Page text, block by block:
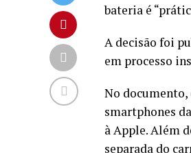
bateria é
A decisão foi
em processo
No
smartphones
à Apple. Além
separada do